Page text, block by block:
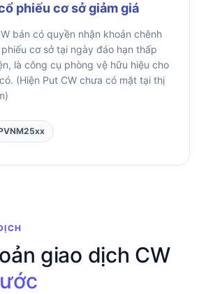
phiếu cơ sở giảm giá
bán có quyền nhận khoản chênh
cơ sở tại ngày đáo hạn thấp
là công cụ phòng vệ hữu hiệu cho
(Hiện Put CW chưa có mặt tại thị
giao dịch CW